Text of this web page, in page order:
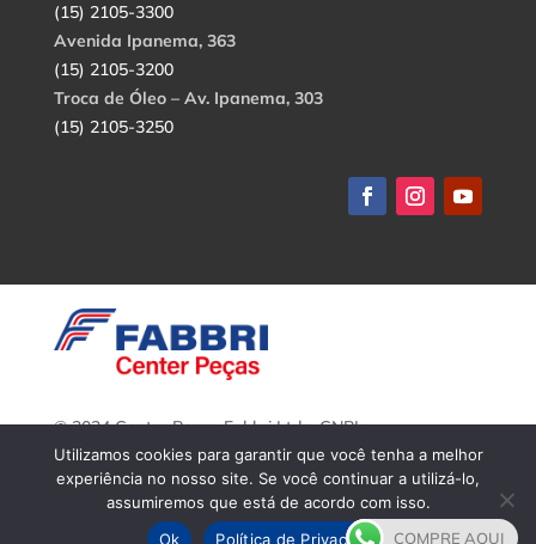
(15) 2105-3300
Avenida Ipanema, 363
(15) 2105-3200
Troca de Óleo – Av. Ipanema, 303
(15) 2105-3250
© 2024 Center Peças Fabbri Ltda. CNPJ:
56.908.650/0001-94.
Todos os direitos reservados.
COMPRE AQUI
Utilizamos cookies para garantir que você tenha a melhor
experiência no nosso site. Se você continuar a utilizá-lo,
assumiremos que está de acordo com isso.
Ok
Política de Privacidade